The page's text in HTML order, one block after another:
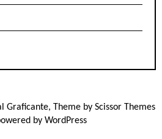
Graficante, Theme by Scissor Themes
by WordPress